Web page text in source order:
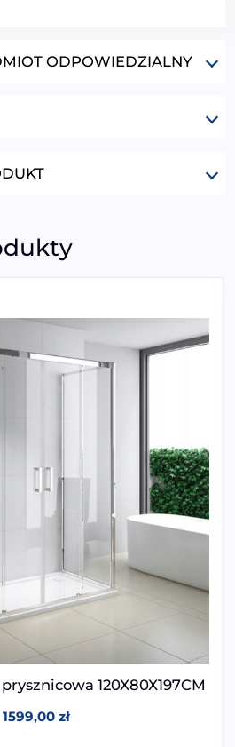
ODPOWIEDZIALNY
120X80X197CM
1599,00zł